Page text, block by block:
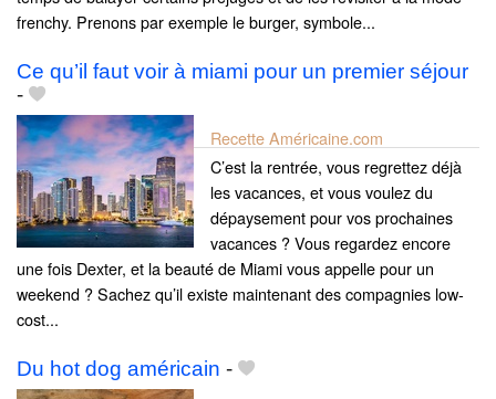
frenchy. Prenons par exemple le burger, symbole...
Ce qu’il faut voir à miami pour un premier séjour
-
Recette Américaine.com
C’est la rentrée, vous regrettez déjà
les vacances, et vous voulez du
dépaysement pour vos prochaines
vacances ? Vous regardez encore
une fois Dexter, et la beauté de Miami vous appelle pour un
weekend ? Sachez qu’il existe maintenant des compagnies low-
cost...
Du hot dog américain -